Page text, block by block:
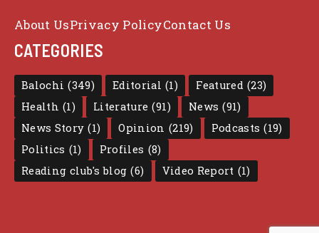
About UsPrivacy PolicyContact Us
CATEGORIES
Balochi (349) Editorial (1) Featured (23)
Health (1) Literature (91) News (91)
News Story (1) Opinion (219) Podcasts (19)
Politics (1) Profiles (8)
Reading club's blog (6) Video Report (1)